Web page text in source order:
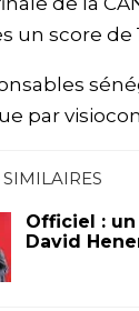
un score de
par
Officiel :
David